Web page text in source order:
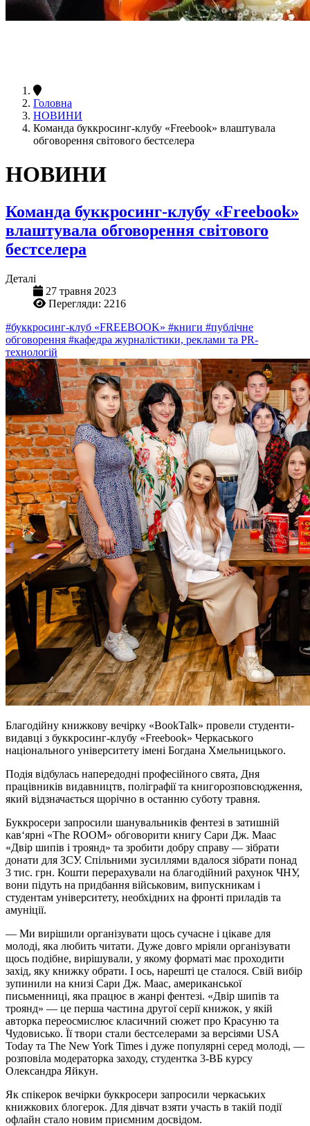
Головна
НОВИНИ
Команда буккросинг-клубу «Freebook» влаштувала
обговорення світового бестселера
НОВИНИ
Команда буккросинг-клубу «Freebook»
влаштувала обговорення світового
бестселера
Деталі
27 травня 2023
Перегляди: 2216
#буккросинг-клуб «FREEBOOK» #книги #публічне
обговорення #кафедра журналістики, реклами та PR-
технологій
Благодійну книжкову вечірку «BookTalk» провели студенти-
видавці з буккросинг-клубу «Freebook» Черкаського
національного університету імені Богдана Хмельницького.
Подія відбулась напередодні професійного свята, Дня
працівників видавництв, поліграфії та книгорозповсюдження,
який відзначається щорічно в останню суботу травня.
Буккросери запросили шанувальників фентезі в затишній
кав‘ярні «The ROOM» обговорити книгу Сари Дж. Маас
«Двір шипів і троянд» та зробити добру справу — зібрати
донати для ЗСУ. Спільними зусиллями вдалося зібрати понад
3 тис. грн. Кошти перерахували на благодійний рахунок ЧНУ,
вони підуть на придбання військовим, випускникам і
студентам університету, необхідних на фронті приладів та
амуніції.
— Ми вирішили організувати щось сучасне і цікаве для
молоді, яка любить читати. Дуже довго мріяли організувати
щось подібне, вирішували, у якому форматі має проходити
захід, яку книжку обрати. І ось, нарешті це сталося. Свій вибір
зупинили на книзі Сари Дж. Маас, американської
письменниці, яка працює в жанрі фентезі. «Двір шипів та
троянд» — це перша частина другої серії книжок, у якій
авторка переосмислює класичний сюжет про Красуню та
Чудовисько. Її твори стали бестселерами за версіями USA
Today та The New York Times і дуже популярні серед молоді, —
розповіла модераторка заходу, студентка 3-ВБ курсу
Олександра Яйкун.
Як спікерок вечірки буккросери запросили черкаських
книжкових блогерок. Для дівчат взяти участь в такій події
офлайн стало новим приємним досвідом.